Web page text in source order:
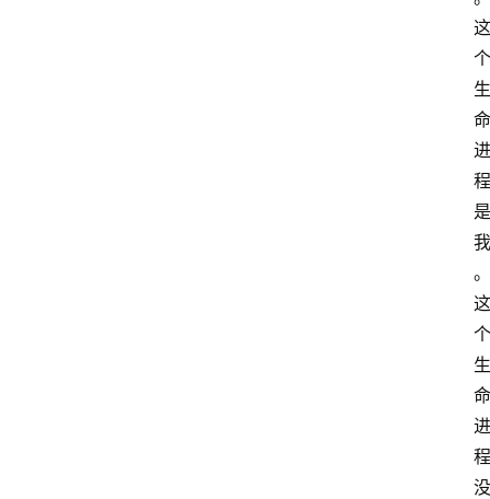
这
个
生
命
进
程
是
我
。
这
个
生
命
进
程
没